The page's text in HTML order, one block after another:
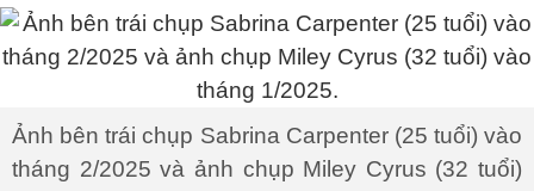
Ảnh bên trái chụp Sabrina Carpenter (25 tuổi) vào
tháng 2/2025 và ảnh chụp Miley Cyrus (32 tuổi)